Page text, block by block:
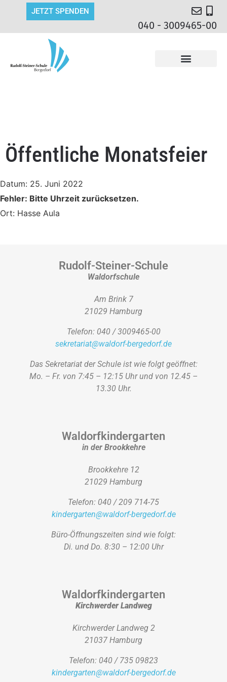
JETZT SPENDEN
040 - 3009465-00
Öffentliche Monatsfeier
Datum: 25. Juni 2022
Fehler: Bitte Uhrzeit zurücksetzen.
Ort: Hasse Aula
Rudolf-Steiner-Schule
Waldorfschule
Am Brink 7
21029 Hamburg
Telefon: 040 / 3009465-00
sekretariat@waldorf-bergedorf.de
Das Sekretariat der Schule ist wie folgt geöffnet:
Mo. – Fr. von 7:45 – 12:15 Uhr und von 12.45 –
13.30 Uhr.
Waldorfkindergarten
in der Brookkehre
Brookkehre 12
21029 Hamburg
Telefon: 040 / 209 714-75
kindergarten@waldorf-bergedorf.de
Büro-Öffnungszeiten sind wie folgt:
Di. und Do. 8:30 – 12:00 Uhr
Waldorfkindergarten
Kirchwerder Landweg
Kirchwerder Landweg 2
21037 Hamburg
Telefon: 040 / 735 09823
kindergarten@waldorf-bergedorf.de